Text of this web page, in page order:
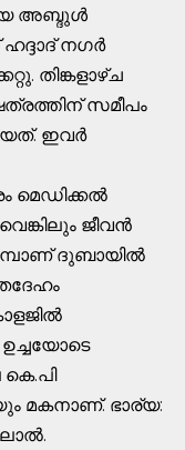
അബ്ദുള്‍
നഗര്‍
തിങ്കളാഴ്ച
സമീപം
ഇവര്‍
മെഡിക്കല്‍
ജീവന്‍
ദുബായില്‍
മകനാണ്. ഭാര്യ: